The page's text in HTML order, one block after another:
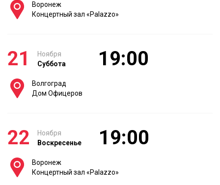
Воронеж
Концертный зал «Palazzo»
21
Ноября
Суббота
19:00
Волгоград
Дом Офицеров
22
Ноября
Воскресенье
19:00
Воронеж
Концертный зал «Palazzo»